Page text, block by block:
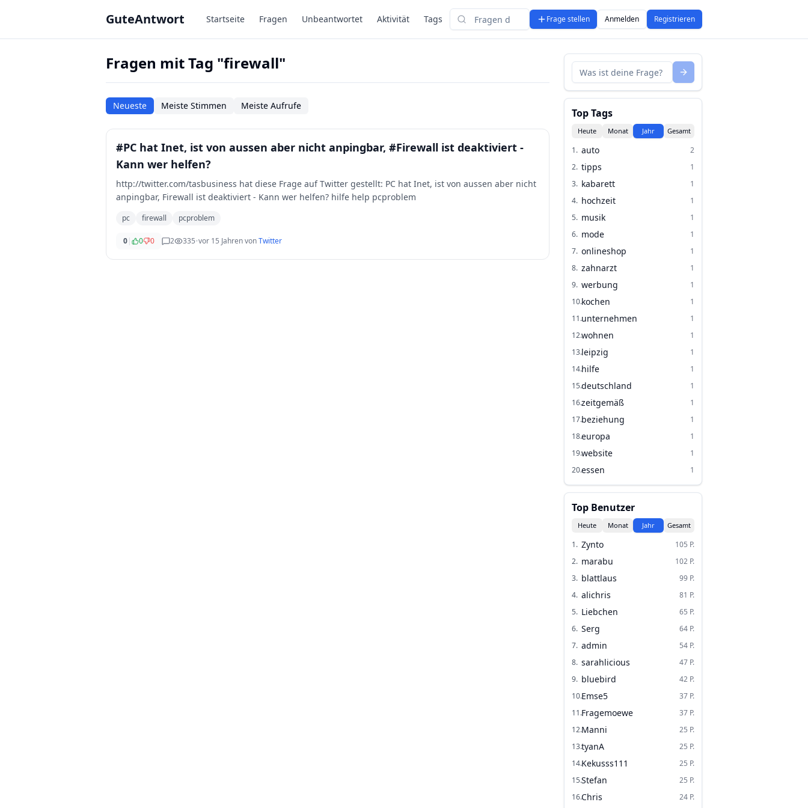
GuteAntwort Startseite Fragen Unbeantwortet Aktivität Tags
Suchen
Frage stellen Anmelden Registrieren
Fragen mit Tag "firewall"
Neueste Meiste Stimmen Meiste Aufrufe
#PC hat Inet, ist von aussen aber nicht anpingbar, #Firewall ist deaktiviert -
Kann wer helfen?
http://twitter.com/tasbusiness hat diese Frage auf Twitter gestellt: PC hat Inet, ist von aussen aber nicht
anpingbar, Firewall ist deaktiviert - Kann wer helfen? hilfe help pcproblem
pc firewall pcproblem
0| 0 0 2 335•vor 15 JahrenvonTwitter
Top Tags
Heute Monat Jahr Gesamt
1. auto
2
2. tipps
1
3. kabarett
1
4. hochzeit
1
5. musik
1
6. mode
1
7. onlineshop
1
8. zahnarzt
1
9. werbung
1
10.kochen
1
11.unternehmen
1
12.wohnen
1
13.leipzig
1
14.hilfe
1
15.deutschland
1
16.zeitgemäß
1
17.beziehung
1
18.europa
1
19.website
1
20.essen 1
Top Benutzer
Heute Monat Jahr Gesamt
1. Zynto 105 P.
2. marabu 102 P.
3. blattlaus 99 P.
4. alichris 81 P.
5. Liebchen 65 P.
6. Serg 64 P.
7. admin 54 P.
8. sarahlicious 47 P.
9. bluebird 42 P.
10.Emse5 37 P.
11.Fragemoewe 37 P.
12.Manni 25 P.
13.tyanA 25 P.
14.Kekusss111 25 P.
15.Stefan 25 P.
16.Chris 24 P.